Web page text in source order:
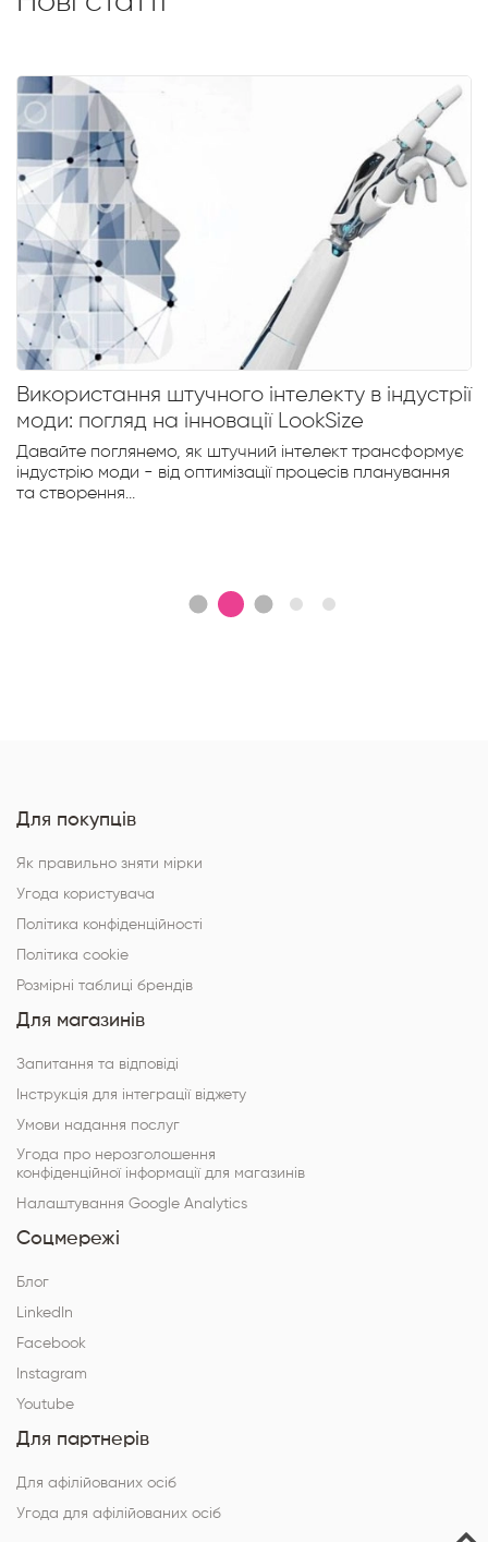
Використання штучного інтелекту в індустрії
моди: погляд на інновації LookSize
Давайте поглянемо, як штучний інтелект трансформує
індустрію моди - від оптимізації процесів планування
та створення...
Для покупців
Як правильно зняти мірки
Угода користувача
Політика конфіденційності
Політика cookie
Розмірні таблиці брендів
Для магазинів
Запитання та відповіді
Інструкція для інтеграції віджету
Умови надання послуг
Угода про нерозголошення
конфіденційної інформації для магазинів
Налаштування Google Analytics
Соцмережі
Блог
LinkedIn
Facebook
Instagram
Youtube
Для партнерів
Для афілійованих осіб
Угода для афілійованих осіб